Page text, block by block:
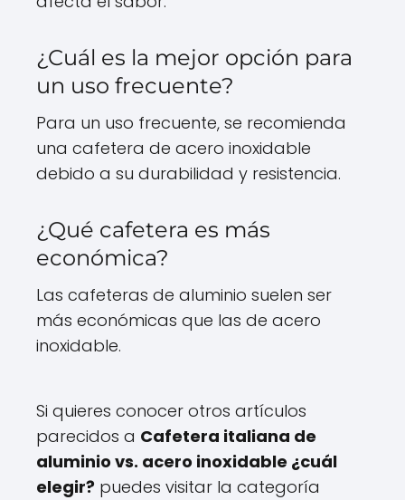
¿Cuál es la mejor opción para
un uso frecuente?
Para un uso frecuente, se recomienda
una cafetera de acero inoxidable
debido a su durabilidad y resistencia.
¿Qué cafetera es más
económica?
Las cafeteras de aluminio suelen ser
más económicas que las de acero
inoxidable.
Si quieres conocer otros artículos
parecidos a Cafetera italiana de
aluminio vs. acero inoxidable ¿cuál
elegir? puedes visitar la categoría